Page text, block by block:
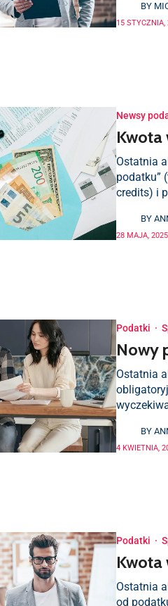
BY
15 STYCZNIA,
Newsy
Kwota
Ostatnia
podatku”
credits) i
BY
28 MAJA, 2025
Podatki ·
Nowy
Ostatnia
BY
4 KWIETNIA,
Podatki ·
Kwota
Ostatnia
od